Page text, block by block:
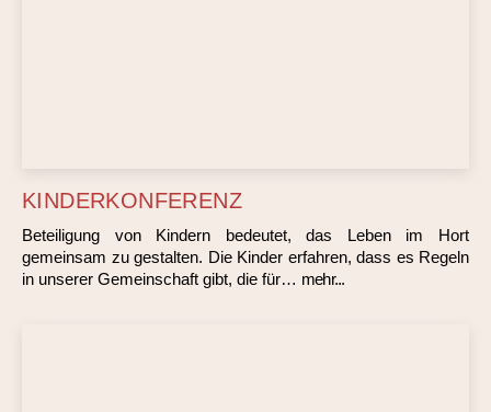
KINDERKONFERENZ
Beteiligung von Kindern bedeutet, das Leben im Hort
gemeinsam zu gestalten. Die Kinder erfahren, dass es Regeln
in unserer Gemeinschaft gibt, die für… mehr...